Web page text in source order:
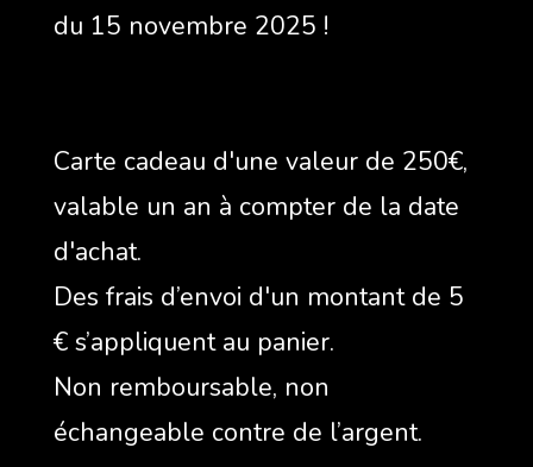
du 15 novembre 2025 !
Carte cadeau d'une valeur de 250€,
valable un an à compter de la date
d'achat.
Des frais d’envoi d'un montant de 5
€ s’appliquent au panier.
Non remboursable, non
échangeable contre de l’argent.